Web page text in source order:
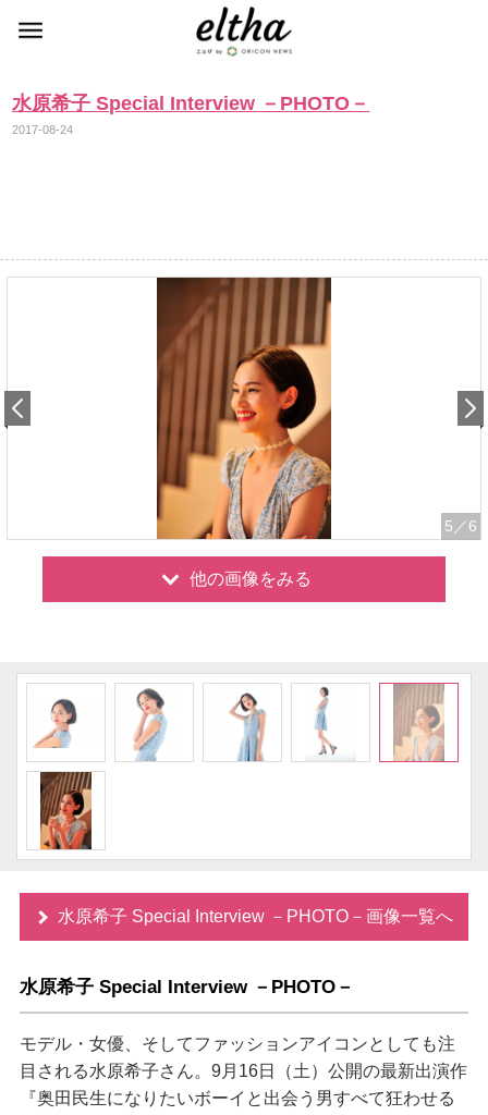
水原希子 Special Interview －PHOTO－
2017-08-24
5 ／6
他の画像をみる
水原希子 Special Interview －PHOTO－画像一覧へ
水原希子 Special Interview －PHOTO－
モデル・女優、そしてファッションアイコンとしても注
目される水原希子さん。9月16日（土）公開の最新出演作
『奥田民生になりたいボーイと出会う男すべて狂わせる